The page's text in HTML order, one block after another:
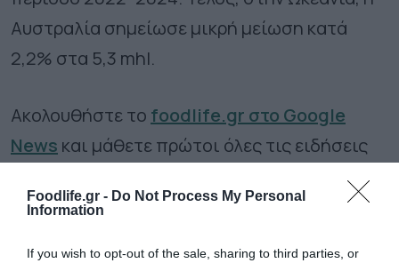
Foodlife.gr - Do Not Process My Personal
Information
If you wish to opt-out of the sale, sharing to third parties, or
Αυστραλία σημείωσε μικρή μείωση κατά
2,2% στα 5,3 mhl.
Ακολουθήστε το foodlife.gr στο Google
News και μάθετε πρώτοι όλες τις ειδήσεις
TAGS: ΚΡΑΣΙ